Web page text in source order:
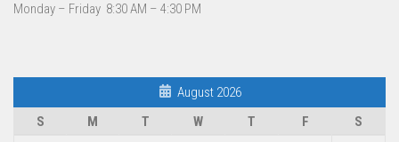
Monday – Friday 8:30 AM – 4:30 PM
August 2026
S
M T W T F
S